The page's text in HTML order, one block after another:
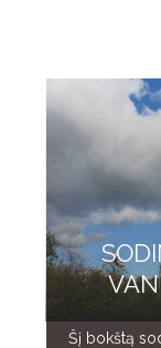
Šį bokštą